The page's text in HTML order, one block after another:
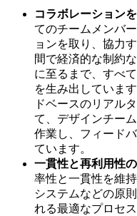
コラボレーション
てのチームメンバ
ョンを取り、協力
間で経済的な制約
に至るまで、すべ
を生み出していま
ドベースのリアル
て、デザインチー
作業し、フィード
ています。
一貫性と再利用性
率性と一貫性を維
システムなどの原
れる最適なプロセ